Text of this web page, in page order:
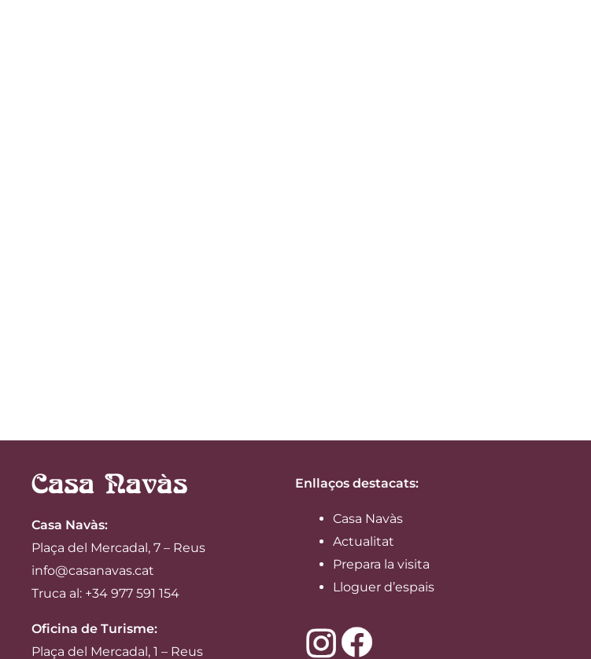
Casa Navàs:
Plaça del Mercadal, 7 – Reus
info@casanavas.cat
Truca al: +34 977 591 154
Oficina de Turisme:
Plaça del Mercadal, 1 – Reus
Enllaços destacats:
Casa Navàs
Actualitat
Prepara la visita
Lloguer d’espais